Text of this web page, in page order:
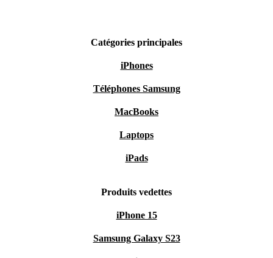
Catégories principales
iPhones
Téléphones Samsung
MacBooks
Laptops
iPads
Produits vedettes
iPhone 15
Samsung Galaxy S23